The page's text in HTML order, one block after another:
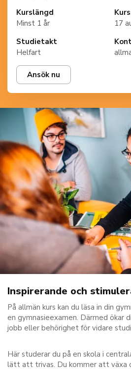
Kurslängd
Minst 1 år
17
Studietakt
Helfart
Ansök nu
Inspirerande och
På allmän kurs kan du läsa in din
en gymnasieexamen. Därmed ökar
jobb eller behörighet för vidare
Här studerar du på en skola i
lätt att trivas. Du kommer att växa